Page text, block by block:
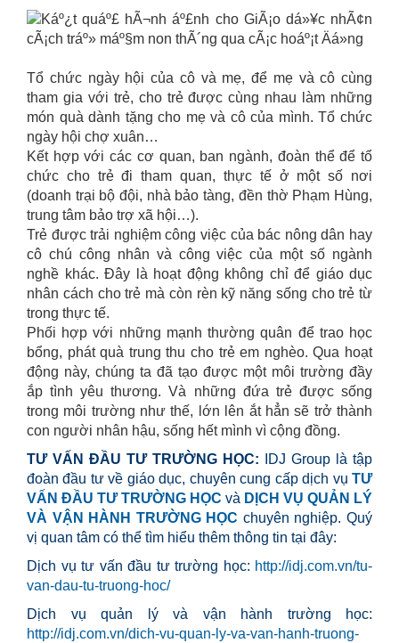
Tổ chức ngày hội của cô và mẹ, để mẹ và cô cùng
tham gia với trẻ, cho trẻ được cùng nhau làm những
món quà dành tặng cho mẹ và cô của mình. Tổ chức
ngày hội chợ xuân…
Kết hợp với các cơ quan, ban ngành, đoàn thể để tổ
chức cho trẻ đi tham quan, thực tế ở một số nơi
(doanh trại bộ đội, nhà bảo tàng, đền thờ Phạm Hùng,
trung tâm bảo trợ xã hội…).
Trẻ được trải nghiệm công việc của bác nông dân hay
cô chú công nhân và công việc của một số ngành
nghề khác. Đây là hoạt động không chỉ để giáo dục
nhân cách cho trẻ mà còn rèn kỹ năng sống cho trẻ từ
trong thực tế.
Phối hợp với những mạnh thường quân để trao học
bổng, phát quà trung thu cho trẻ em nghèo. Qua hoạt
động này, chúng ta đã tạo được một môi trường đầy
ắp tình yêu thương. Và những đứa trẻ được sống
trong môi trường như thế, lớn lên ắt hẳn sẽ trở thành
con người nhân hậu, sống hết mình vì cộng đồng.
TƯ VẤN ĐẦU TƯ TRƯỜNG HỌC: IDJ Group là tập
đoàn đầu tư về giáo dục, chuyên cung cấp dịch vụ TƯ
VẤN ĐẦU TƯ TRƯỜNG HỌC và DỊCH VỤ QUẢN LÝ
VÀ VẬN HÀNH TRƯỜNG HỌC chuyên nghiệp. Quý
vị quan tâm có thể tìm hiểu thêm thông tin tại đây:
Dịch vụ tư vấn đầu tư trường học: http://idj.com.vn/tu-
van-dau-tu-truong-hoc/
Dịch vụ quản lý và vận hành trường học:
http://idj.com.vn/dich-vu-quan-ly-va-van-hanh-truong-